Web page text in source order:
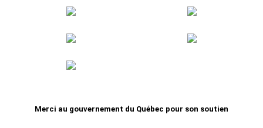
Merci au gouvernement du Québec pour son soutien